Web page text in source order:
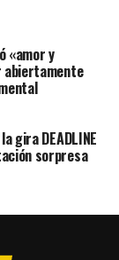
«amor y
abiertamente
gira DEADLINE
sorpresa